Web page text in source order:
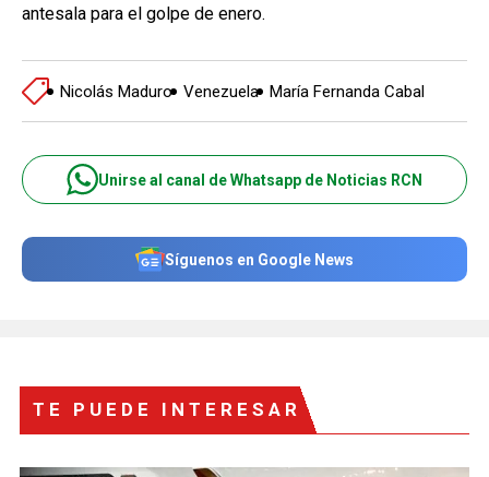
antesala para el golpe de enero.
Nicolás Maduro Venezuela María Fernanda Cabal
Unirse al canal de Whatsapp de Noticias RCN
Síguenos en Google News
TE PUEDE INTERESAR